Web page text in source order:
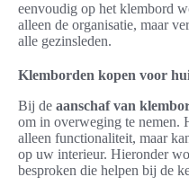
eenvoudig op het klembord
alleen de organisatie, maar
alle gezinsleden.
Klemborden kopen voor
Bij de aanschaf van
om in overweging te nemen.
alleen functionaliteit, maar
op uw interieur. Hieronder
besproken die helpen bij de